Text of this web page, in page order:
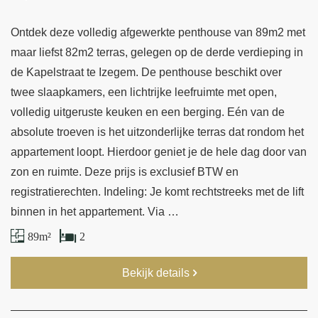
Ontdek deze volledig afgewerkte penthouse van 89m2 met
maar liefst 82m2 terras, gelegen op de derde verdieping in
de Kapelstraat te Izegem. De penthouse beschikt over
twee slaapkamers, een lichtrijke leefruimte met open,
volledig uitgeruste keuken en een berging. Eén van de
absolute troeven is het uitzonderlijke terras dat rondom het
appartement loopt. Hierdoor geniet je de hele dag door van
zon en ruimte. Deze prijs is exclusief BTW en
registratierechten. Indeling: Je komt rechtstreeks met de lift
binnen in het appartement. Via …
89 m² 2
Bekijk details